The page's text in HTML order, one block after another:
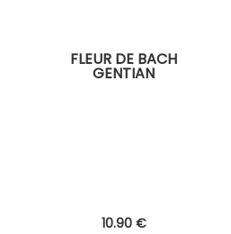
FLEUR DE BACH
GENTIAN
10.90 €